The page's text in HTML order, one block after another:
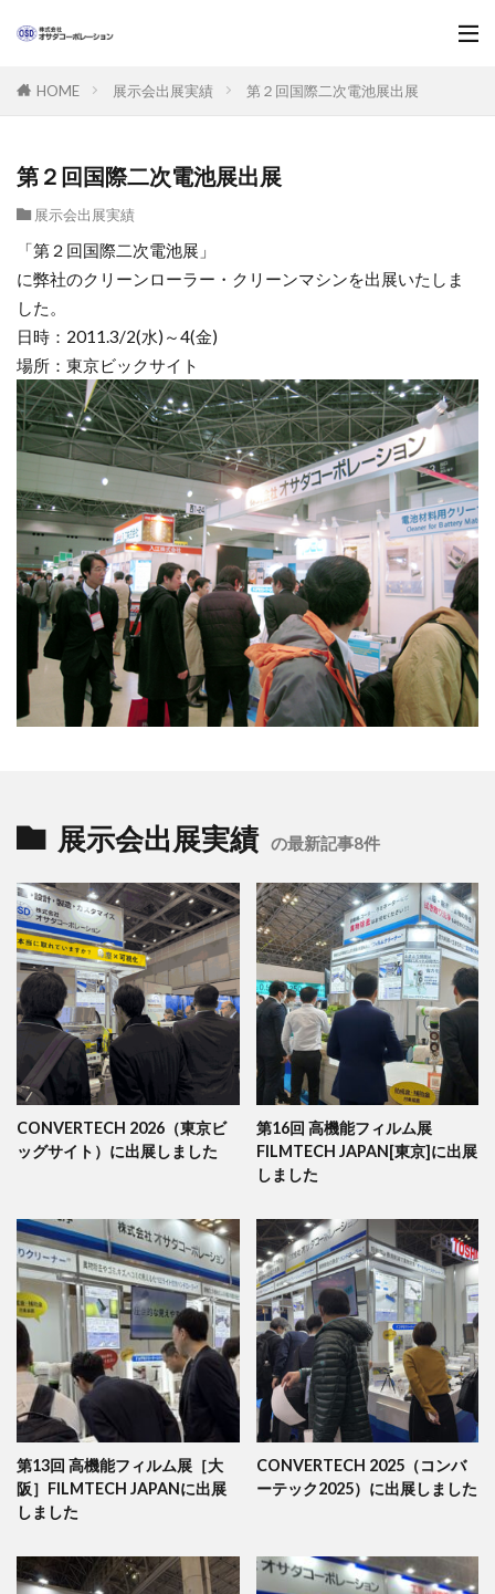
HOME 展示会出展実績 第２回国際二次電池展出展
第２回国際二次電池展出展
展示会出展実績
「第２回国際二次電池展」
に弊社のクリーンローラー・クリーンマシンを出展いたしま
した。
日時：2011.3/2(水)～4(金)
場所：東京ビックサイト
展示会出展実績 の最新記事8件
CONVERTECH 2026（東京ビ
ッグサイト）に出展しました
第16回 高機能フィルム展
FILMTECH JAPAN[東京]に出展
しました
第13回 高機能フィルム展［大
阪］FILMTECH JAPANに出展
しました
CONVERTECH 2025（コンバ
ーテック2025）に出展しました